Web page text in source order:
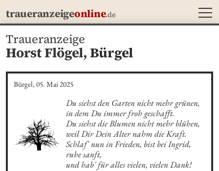
traueranzeigeonline.de
Traueranzeige
Horst Flögel,Bürgel
Bürgel, 05. Mai 2025
Du siehst den Garten nicht mehr grünen,
in dem Du immer froh geschafft.
Du siehst die Blumen nicht mehr blühen,
weil Dir Dein Alter nahm die Kraft.
Schlaf' nun in Frieden, bist bei Ingrid,
ruhe sanft,
und hab' für alles vielen, vielen Dank!